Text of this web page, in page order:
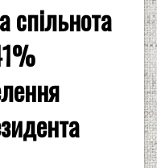
спільнота